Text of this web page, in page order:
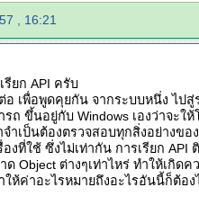
, 16:21
ยก API ครับ
อ เพื่อพูดคุยกัน จากระบบหนึ่ง ไป
ถ ขึ้นอยู่กับ Windows เองว่าจะใ
ำเป็นต้องตรวจสอบทุกสิ่งอย่างข
งที่ใช้ ซึ่งไม่เท่ากัน การเรียก
Object ต่างๆเท่าไหร่ ทำให้เกิด
ให้ค่าอะไรหมายถึงอะไรอันนี้ก็ต้